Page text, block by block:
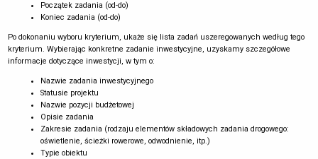
Początek zadania (od-do)
Koniec zadania (od-do)
Po dokonaniu wyboru kryterium, ukaże się lista zadań uszeregowanych według tego
kryterium. Wybierając konkretne zadanie inwestycyjne, uzyskamy szczegółowe
informacje dotyczące inwestycji, w tym o:
Nazwie zadania inwestycyjnego
Statusie projektu
Nazwie pozycji budżetowej
Opisie zadania
Zakresie zadania (rodzaju elementów składowych zadania drogowego:
oświetlenie, ścieżki rowerowe, odwodnienie, itp.)
Typie obiektu